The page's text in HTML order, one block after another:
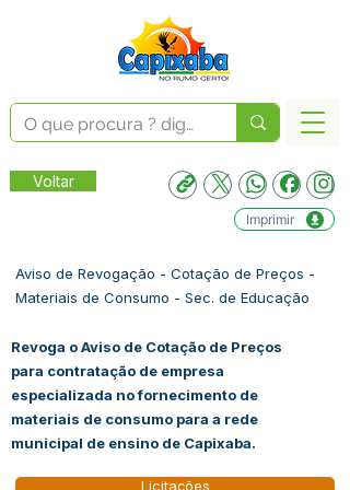
Voltar
Imprimir
Aviso de Revogação - Cotação de Preços -
Materiais de Consumo - Sec. de Educação
Revoga o Aviso de Cotação de Preços
para contratação de empresa
especializada no fornecimento de
materiais de consumo para a rede
municipal de ensino de Capixaba.
Licitações